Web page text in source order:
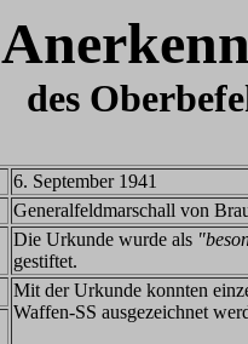
des
6. September 1941
Generalfeldmarschall von
Die Urkunde wurde als
gestiftet.
Mit der Urkunde konnten
Waffen-SS ausgezeichnet